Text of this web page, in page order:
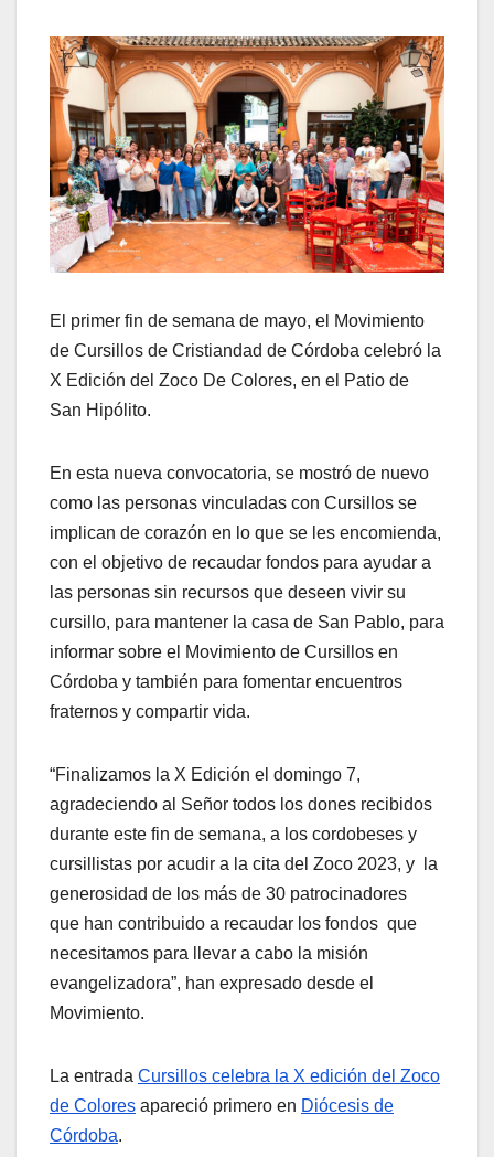
El primer fin de semana de mayo, el Movimiento
de Cursillos de Cristiandad de Córdoba celebró la
X Edición del Zoco De Colores, en el Patio de
San Hipólito.
En esta nueva convocatoria, se mostró de nuevo
como las personas vinculadas con Cursillos se
implican de corazón en lo que se les encomienda,
con el objetivo de recaudar fondos para ayudar a
las personas sin recursos que deseen vivir su
cursillo, para mantener la casa de San Pablo, para
informar sobre el Movimiento de Cursillos en
Córdoba y también para fomentar encuentros
fraternos y compartir vida.
“Finalizamos la X Edición el domingo 7,
agradeciendo al Señor todos los dones recibidos
durante este fin de semana, a los cordobeses y
cursillistas por acudir a la cita del Zoco 2023, y la
generosidad de los más de 30 patrocinadores
que han contribuido a recaudar los fondos que
necesitamos para llevar a cabo la misión
evangelizadora”, han expresado desde el
Movimiento.
La entrada Cursillos celebra la X edición del Zoco
de Colores apareció primero en Diócesis de
Córdoba.